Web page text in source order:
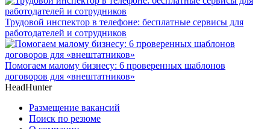
Трудовой инспектор в телефоне: бесплатные сервисы для
работодателей и сотрудников
Помогаем малому бизнесу: 6 проверенных шаблонов
договоров для «внештатников»
HeadHunter
Размещение вакансий
Поиск по резюме